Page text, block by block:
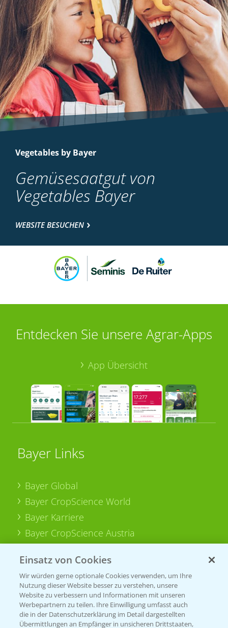
Vegetables by Bayer
Gemüsesaatgut von
Vegetables Bayer
WEBSITE BESUCHEN
Entdecken Sie unsere Agrar-Apps
App Übersicht
Bayer Links
Bayer Global
Bayer CropScience World
Bayer Karriere
Bayer CropScience Austria
Presse
Vegetables Deutschland
Infos
Einsatz von Cookies
Wir würden gerne optionale Cookies verwenden, um Ihre
Nutzung dieser Website besser zu verstehen, unsere
Website zu verbessern und Informationen mit unseren
Werbepartnern zu teilen. Ihre Einwilligung umfasst auch
die in der Datenschutzerklärung im Detail dargestellten
Übermittlungen an Empfänger in unsicheren Drittstaaten,